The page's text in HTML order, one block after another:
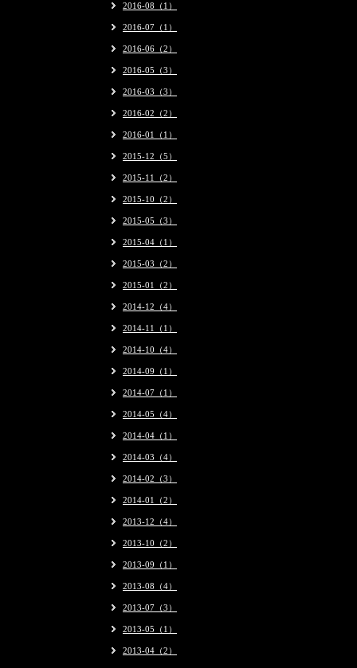
2016-08（1）
2016-07（1）
2016-06（2）
2016-05（3）
2016-03（3）
2016-02（2）
2016-01（1）
2015-12（5）
2015-11（2）
2015-10（2）
2015-05（3）
2015-04（1）
2015-03（2）
2015-01（2）
2014-12（4）
2014-11（1）
2014-10（4）
2014-09（1）
2014-07（1）
2014-05（4）
2014-04（1）
2014-03（4）
2014-02（3）
2014-01（2）
2013-12（4）
2013-10（2）
2013-09（1）
2013-08（4）
2013-07（3）
2013-05（1）
2013-04（2）